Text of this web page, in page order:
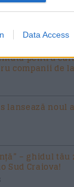
Data Access
de John
pentru
companii de la
lansează noul
– ghidul
Sud Craiova!